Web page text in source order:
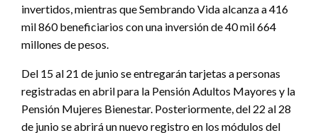
invertidos, mientras que Sembrando Vida alcanza a 416
mil 860 beneficiarios con una inversión de 40 mil 664
millones de pesos.
Del 15 al 21 de junio se entregarán tarjetas a personas
registradas en abril para la Pensión Adultos Mayores y la
Pensión Mujeres Bienestar. Posteriormente, del 22 al 28
de junio se abrirá un nuevo registro en los módulos del